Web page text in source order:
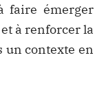
faire émerger
à renforcer la
contexte en